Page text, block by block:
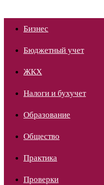
Бизнес
Бюджетный учет
ЖКХ
Налоги и бухучет
Образование
Общество
Практика
Проверки